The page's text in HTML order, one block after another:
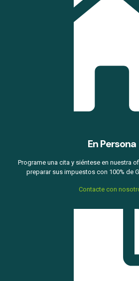
En Persona
Programe una cita y siéntese en nuestra
preparar sus impuestos con 100% de
Contacte con